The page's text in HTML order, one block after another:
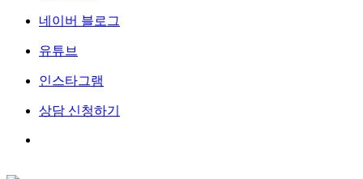
네이버 블로그
유튜브
인스타그램
상담 신청하기